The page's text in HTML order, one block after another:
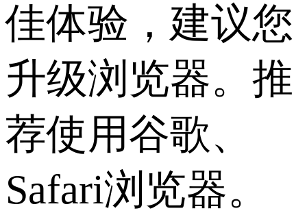
佳体验，建议您
升级浏览器。推
荐使用谷歌、
Safari浏览器。